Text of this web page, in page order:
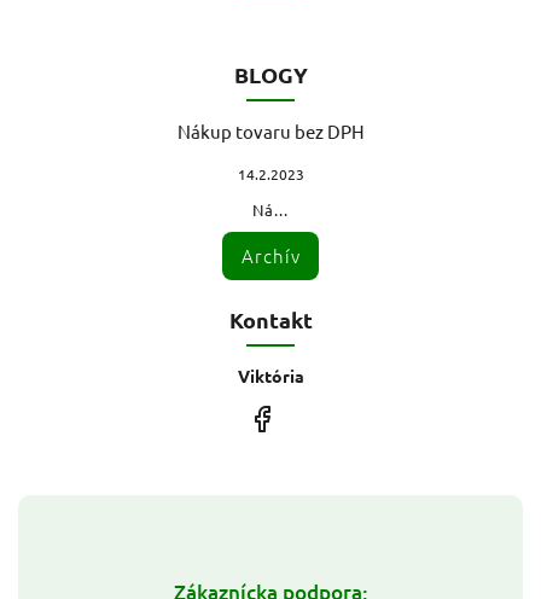
Zákaznícka podpora:
BLOGY
Nákup tovaru bez DPH
14.2.2023
Ná...
Archív
Kontakt
Viktória